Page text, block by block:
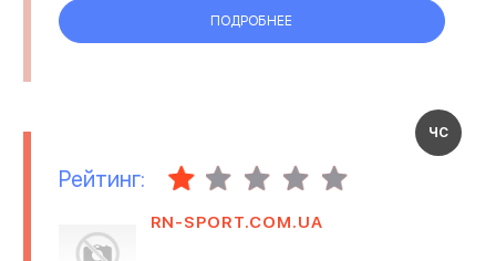
ПОДРОБНЕЕ
ЧС
Рейтинг:
RN-SPORT.COM.UA